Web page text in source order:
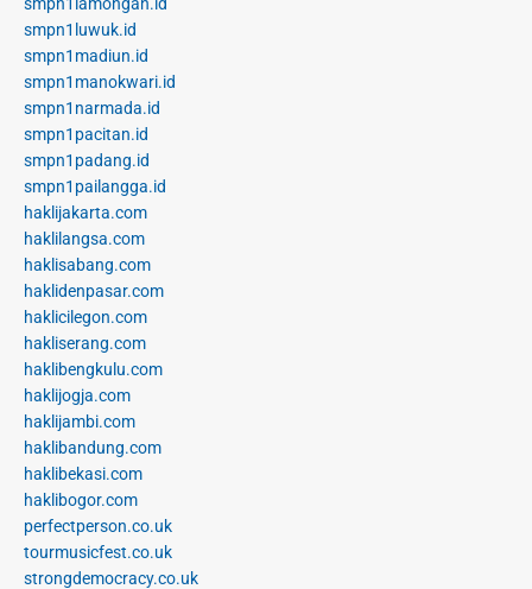
smpn1luwuk.id
smpn1madiun.id
smpn1manokwari.id
smpn1narmada.id
smpn1pacitan.id
smpn1padang.id
smpn1pailangga.id
haklijakarta.com
haklilangsa.com
haklisabang.com
haklidenpasar.com
haklicilegon.com
hakliserang.com
haklibengkulu.com
haklijogja.com
haklijambi.com
haklibandung.com
haklibekasi.com
haklibogor.com
perfectperson.co.uk
tourmusicfest.co.uk
strongdemocracy.co.uk